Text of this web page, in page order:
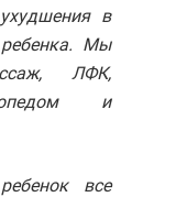
в
ребенка. Мы
ЛФК,
и
все